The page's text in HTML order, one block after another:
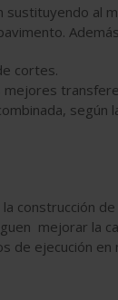
al
cortes.
según
construcción
mejorar la
de ejecución en